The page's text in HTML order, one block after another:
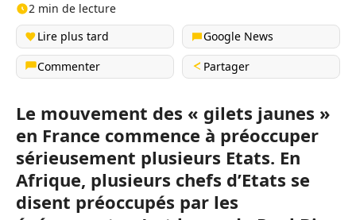
2 min de lecture
Lire plus tard
Google News
Commenter
Partager
Le mouvement des « gilets jaunes »
en France commence à préoccuper
sérieusement plusieurs Etats. En
Afrique, plusieurs chefs d’Etats se
disent préoccupés par les